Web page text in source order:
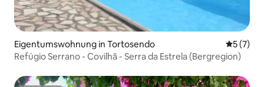
Eigentumswohnung in Tortosendo
5 (7)
Refúgio Serrano - Covilhã - Serra da Estrela (Bergregion)